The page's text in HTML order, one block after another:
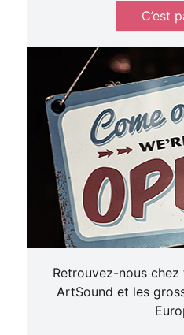
C’est
Retrouvez-nous
ArtSound et les